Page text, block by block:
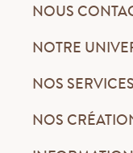
NOUS
NOTRE
NOS SERVICES
NOS